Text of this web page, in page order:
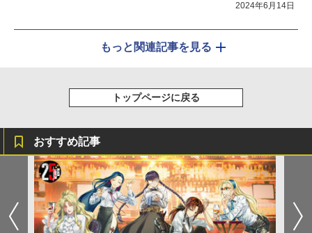
2024年6月14日
もっと関連記事を見る
トップページに戻る
おすすめ記事